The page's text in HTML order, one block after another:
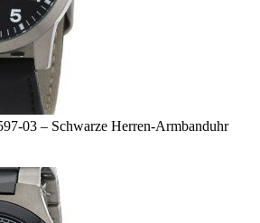
03 – Schwarze Herren-Armbanduhr